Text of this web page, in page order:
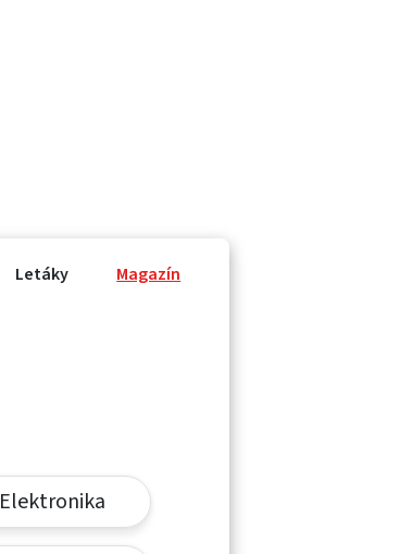
Letáky Magazín
Elektronika